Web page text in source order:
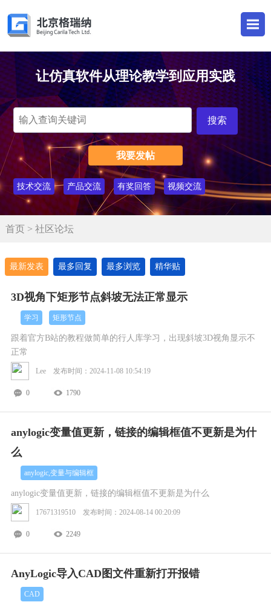
让仿真软件从理论教学到应用实践
我要发帖
技术交流 产品交流 有奖回答 视频交流
首页> 社区论坛
最新发表 最多回复 最多浏览 精华贴
3D视角下矩形节点斜坡无法正常显示
学习 矩形节点
跟着官方B站的教程做简单的行人库学习，出现斜坡3D视角显示不
正常
Lee 发布时间：2024-11-08 10:54:19
0 1790
anylogic变量值更新，链接的编辑框值不更新是为什
么
anylogic,变量与编辑框
anylogic变量值更新，链接的编辑框值不更新是为什么
17671319510 发布时间：2024-08-14 00:20:09
0 2249
AnyLogic导入CAD图文件重新打开报错
CAD